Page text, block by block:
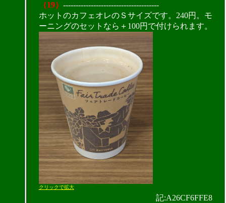
（19） --------------------------------------
ホットのカフェオレのＳサイズです。240円。モ
ーニングのセットなら＋100円で付けられます。
クリックで拡大
記:A26CF6FFE8